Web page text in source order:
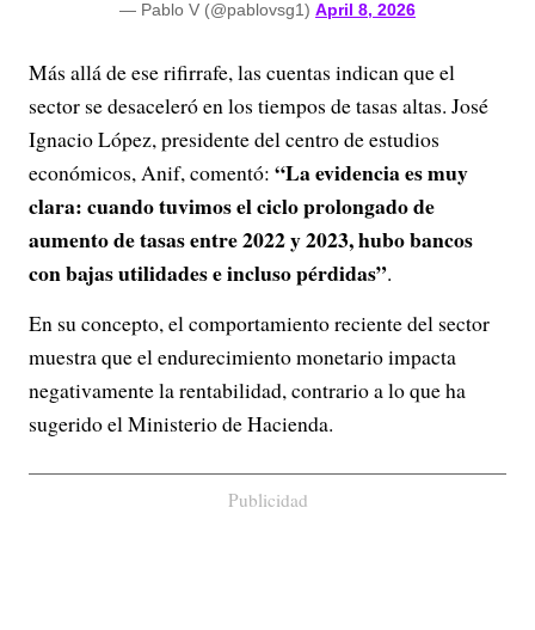
— Pablo V (@pablovsg1) April 8, 2026
Más allá de ese rifirrafe, las cuentas indican que el
sector se desaceleró en los tiempos de tasas altas. José
Ignacio López, presidente del centro de estudios
económicos, Anif, comentó: “La evidencia es muy
clara: cuando tuvimos el ciclo prolongado de
aumento de tasas entre 2022 y 2023, hubo bancos
con bajas utilidades e incluso pérdidas”.
En su concepto, el comportamiento reciente del sector
muestra que el endurecimiento monetario impacta
negativamente la rentabilidad, contrario a lo que ha
sugerido el Ministerio de Hacienda.
Publicidad